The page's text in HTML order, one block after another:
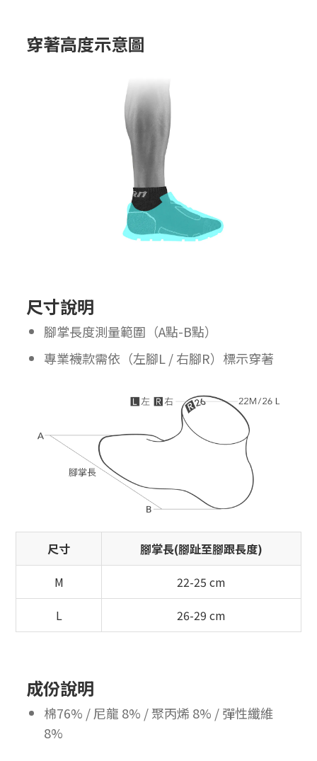
穿著高度示意圖
尺寸說明
腳掌長度測量範圍（A點-B點）
專業襪款需依（左腳L / 右腳R）標示穿著
尺寸
腳掌長(腳趾至腳跟長度)
M
22-25 cm
L
26-29 cm
成份說明
棉76% / 尼龍 8% / 聚丙烯 8% / 彈性纖維
8%